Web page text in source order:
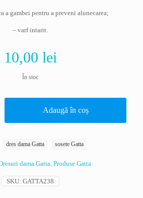
a gambei pentru a preveni alunecarea;
– varf intarit.
10,00 lei
În stoc
Adaugă în coș
SKU: GATTA238
dama Gatta, Produse Gatta
dres dama Gatta sosete Gatta